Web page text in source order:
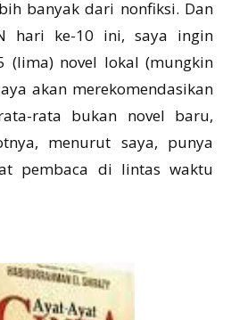
banyak dari nonfiksi. Dan
hari ke-10 ini, saya ingin
(lima) novel lokal (mungkin
akan merekomendasikan
rata bukan novel baru,
menurut saya, punya
pembaca di lintas waktu